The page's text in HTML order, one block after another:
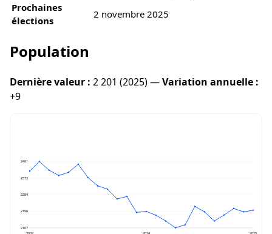
Prochaines
élections
2 novembre 2025
Population
Dernière valeur : 2 201 (2025) —Variation annuelle :
+9
2461
2373
2284
2196
2107